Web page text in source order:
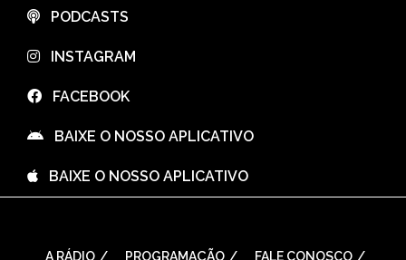
⠀PODCASTS
⠀INSTAGRAM
⠀FACEBOOK
⠀BAIXE O NOSSO APLICATIVO
⠀BAIXE O NOSSO APLICATIVO
A RÁDIO PROGRAMAÇÃO FALE CONOSCO